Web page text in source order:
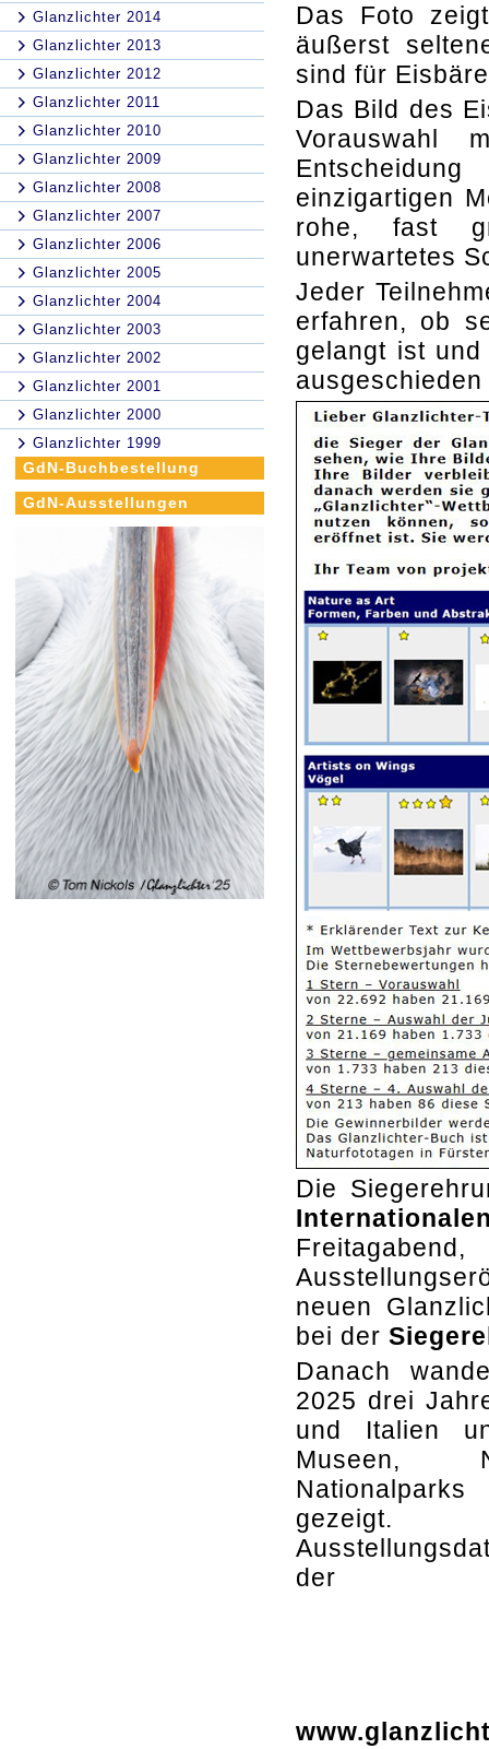
Glanzlichter 2014
Glanzlichter 2013
Glanzlichter 2012
Glanzlichter 2011
Glanzlichter 2010
Glanzlichter 2009
Glanzlichter 2008
Glanzlichter 2007
Glanzlichter 2006
Glanzlichter 2005
Glanzlichter 2004
Glanzlichter 2003
Glanzlichter 2002
Glanzlichter 2001
Glanzlichter 2000
Glanzlichter 1999
GdN-Buchbestellung
GdN-Ausstellungen
Das Foto
äußerst
sind für
Das Bild des
einzigartigen
rohe, fast
unerwartetes
Jeder
erfahren, ob
gelangt ist
ausgeschieden
Die
neuen
bei der
Danach
2025 drei
und Italien
Museen,
gezeigt.
der